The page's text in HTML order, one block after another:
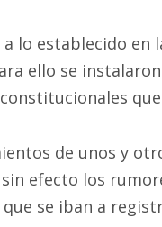
a lo establecido
ello se
de unos y
efecto los
se iban a